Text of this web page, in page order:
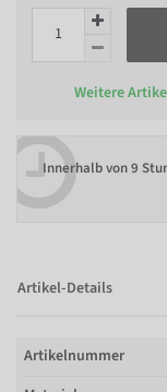
Weitere
Innerhalb von9
Artikel-Details
Artikelnummer